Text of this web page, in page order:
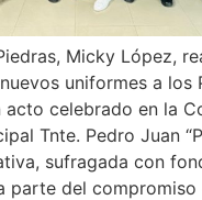
Micky López,
uniformes a los
acto celebrado en la
Tnte. Pedro Juan
sufragada con
parte del compromiso